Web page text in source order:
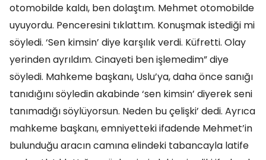
otomobilde kaldı, ben dolaştım. Mehmet otomobilde
uyuyordu. Penceresini tıklattım. Konuşmak istediği mi
söyledi. ‘Sen kimsin’ diye karşılık verdi. Küfretti. Olay
yerinden ayrıldım. Cinayeti ben işlemedim” diye
söyledi. Mahkeme başkanı, Uslu’ya, daha önce sanığı
tanıdığını söyledin akabinde ‘sen kimsin’ diyerek seni
tanımadığı söylüyorsun. Neden bu çelişki’ dedi. Ayrıca
mahkeme başkanı, emniyetteki ifadende Mehmet’in
bulunduğu aracın camına elindeki tabancayla latife